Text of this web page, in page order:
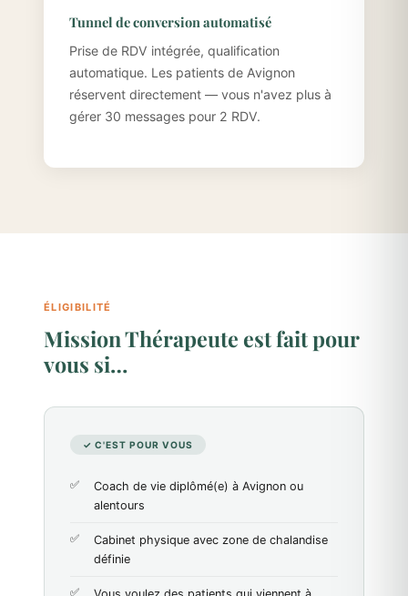
Tunnel de conversion automatisé
Prise de RDV intégrée, qualification
automatique. Les patients de Avignon
réservent directement — vous n'avez plus à
gérer 30 messages pour 2 RDV.
ÉLIGIBILITÉ
Mission Thérapeute est fait pour
vous si…
✓ C'EST POUR VOUS
Coach de vie diplômé(e) à Avignon ou
alentours
Cabinet physique avec zone de chalandise
définie